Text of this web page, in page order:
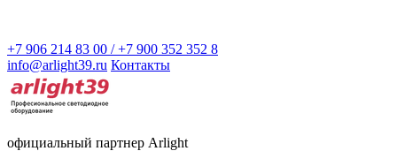
+7 906 214 83 00 / +7 900 352 352 8
info@arlight39.ru Контакты
официальный партнер Arlight